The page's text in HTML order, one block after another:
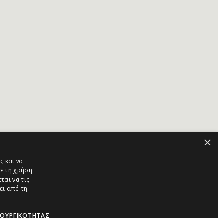
×
και να
τη χρήση
να τις
από τη